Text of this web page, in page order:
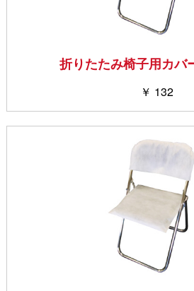
折りたたみ椅子用カバ
￥ 132